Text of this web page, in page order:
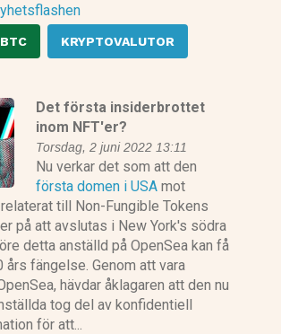
BTC KRYPTOVALUTOR
Det första insiderbrottet
inom NFT'er?
Torsdag, 2 juni 2022 13:11
Nu verkar det som att den
första domen i USA mot
till Non-Fungible Tokens
på att avslutas i New York's södra
detta anställd på OpenSea kan få
års fängelse. Genom att vara
hävdar åklagaren att den nu
tog del av konfidentiell
för att...